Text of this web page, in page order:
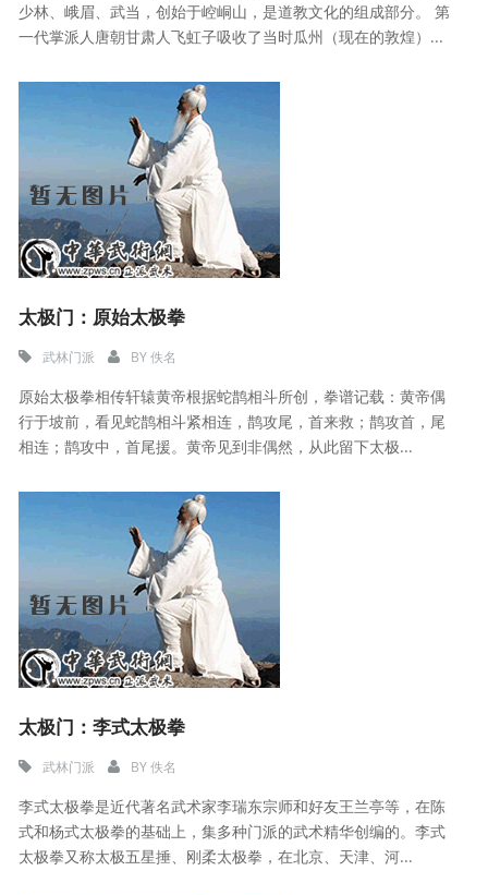
少林、峨眉、武当，创始于崆峒山，是道教文化的组成部分。 第
一代掌派人唐朝甘肃人飞虹子吸收了当时瓜州（现在的敦煌）...
太极门：原始太极拳
武林门派 BY佚名
原始太极拳相传轩辕黄帝根据蛇鹊相斗所创，拳谱记载：黄帝偶
行于坡前，看见蛇鹊相斗紧相连，鹊攻尾，首来救；鹊攻首，尾
相连；鹊攻中，首尾援。黄帝见到非偶然，从此留下太极...
太极门：李式太极拳
武林门派 BY佚名
李式太极拳是近代著名武术家李瑞东宗师和好友王兰亭等，在陈
式和杨式太极拳的基础上，集多种门派的武术精华创编的。李式
太极拳又称太极五星捶、刚柔太极拳，在北京、天津、河...